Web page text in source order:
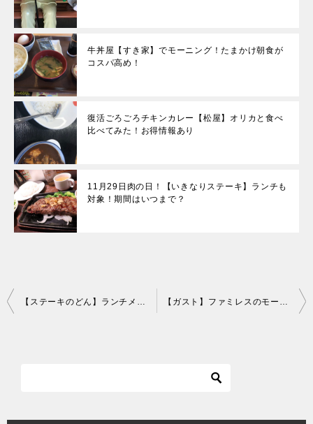
牛丼屋【すき家】でモーニング！たまかけ朝食が
コスパ高め！
復活ごろごろチキンカレー【松屋】オリカと食べ
比べてみた！お得情報あり
11月29日肉の日！【いきなりステーキ】ランチも
対象！期間はいつまで？
投
稿
ン